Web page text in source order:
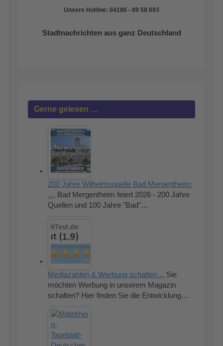
Unsere Hotline: 04186 - 89 58 693
Stadtnachrichten aus ganz Deutschland
Gerne gelesen …
200 Jahre Wilhelmsquelle Bad Mergentheim:
… Bad Mergentheim feiert 2026 - 200 Jahre
Quellen und 100 Jahre "Bad"…
Mediazahlen & Werbung schalten… Sie
möchten Werbung in unserem Magazin
schalten? Hier finden Sie die Entwicklung…